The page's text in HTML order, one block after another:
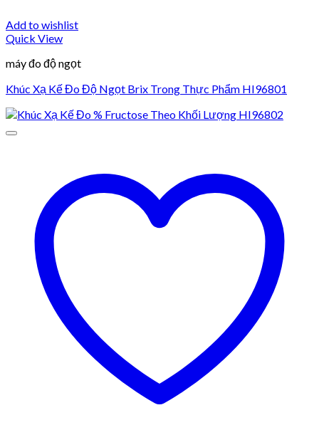
Add to wishlist
Quick View
máy đo độ ngọt
Khúc Xạ Kế Đo Độ Ngọt Brix Trong Thực Phẩm HI96801